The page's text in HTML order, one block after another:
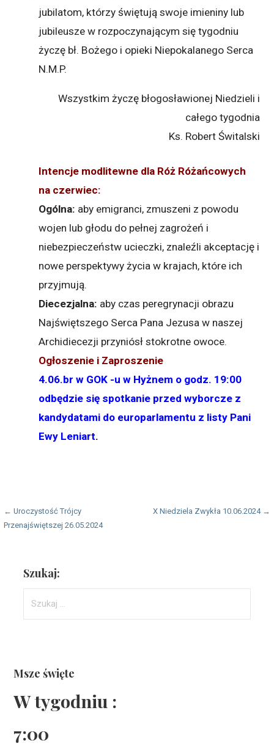
jubilatom, którzy świętują swoje imieniny lub
jubileusze w rozpoczynającym się tygodniu
życzę bł. Bożego i opieki Niepokalanego Serca
N.M.P.
Wszystkim życzę błogosławionej Niedzieli i
całego tygodnia
Ks. Robert Świtalski
Intencje modlitewne dla Róż Różańcowych
na czerwiec:
Ogólna: aby emigranci, zmuszeni z powodu
wojen lub głodu do pełnej zagrożeń i
niebezpieczeństw ucieczki, znaleźli akceptację i
nowe perspektywy życia w krajach, które ich
przyjmują.
Diecezjalna: aby czas peregrynacji obrazu
Najświętszego Serca Pana Jezusa w naszej
Archidiecezji przyniósł stokrotne owoce.
Ogłoszenie i Zaproszenie
4.06.br w GOK -u w Hyżnem o godz. 19:00
odbędzie się spotkanie przed wyborcze z
kandydatami do europarlamentu z listy Pani
Ewy Leniart.
Nawigacja
wpisu
← Uroczystość Trójcy
Przenajświętszej 26.05.2024
X Niedziela Zwykła 10.06.2024 →
Szukaj:
Msze święte
W tygodniu :
7:00